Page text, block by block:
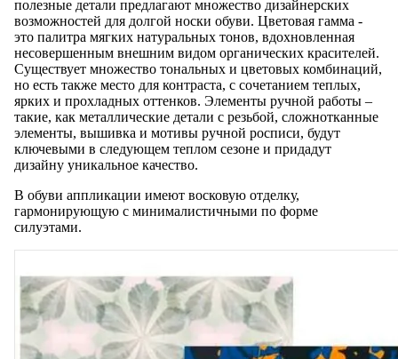
полезные детали предлагают множество дизайнерских
возможностей для долгой носки обуви. Цветовая гамма -
это палитра мягких натуральных тонов, вдохновленная
несовершенным внешним видом органических красителей.
Существует множество тональных и цветовых комбинаций,
но есть также место для контраста, с сочетанием теплых,
ярких и прохладных оттенков. Элементы ручной работы –
такие, как металлические детали с резьбой, сложнотканные
элементы, вышивка и мотивы ручной росписи, будут
ключевыми в следующем теплом сезоне и придадут
дизайну уникальное качество.
В обуви аппликации имеют восковую отделку,
гармонирующую с минималистичными по форме
силуэтами.